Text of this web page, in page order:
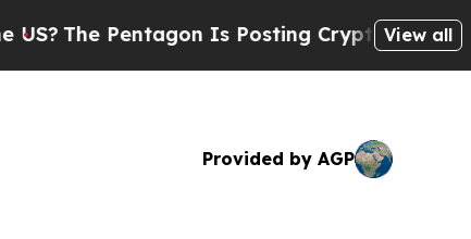
The Pentagon Is Posting Cryptic BiblicalView all
Provided by AGP